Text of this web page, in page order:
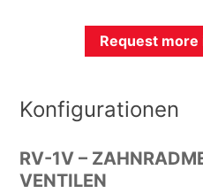
Request
Konfigurationen
RV-1V –
VENTILEN